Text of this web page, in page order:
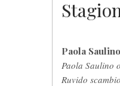
Paola
Paola Saulino
Ruvido